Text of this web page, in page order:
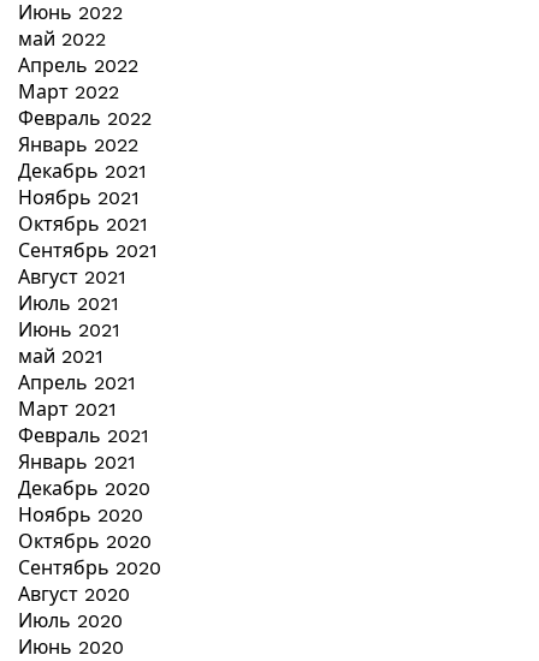
Июнь 2022
май 2022
Апрель 2022
Март 2022
Февраль 2022
Январь 2022
Декабрь 2021
Ноябрь 2021
Октябрь 2021
Сентябрь 2021
Август 2021
Июль 2021
Июнь 2021
май 2021
Апрель 2021
Март 2021
Февраль 2021
Январь 2021
Декабрь 2020
Ноябрь 2020
Октябрь 2020
Сентябрь 2020
Август 2020
Июль 2020
Июнь 2020